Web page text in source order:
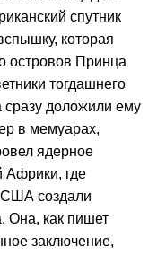
спутник
которая
островов Принца
тогдашнего
доложили ему
в мемуарах,
ядерное
Африки, где
создали
Она, как пишет
заключение,